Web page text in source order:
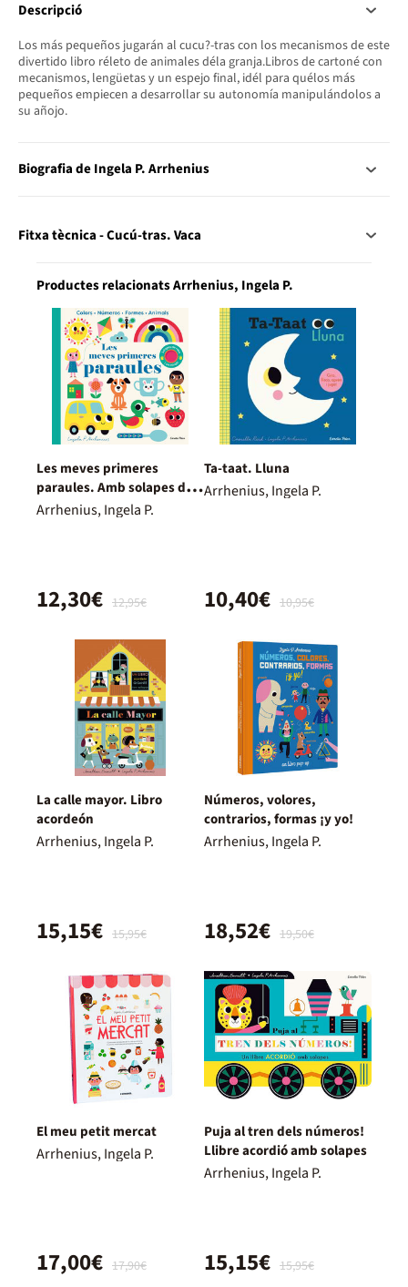
Descripció
Los más pequeños jugarán al cucu?-tras con los mecanismos de este
divertido libro réleto de animales déla granja.Libros de cartoné con
mecanismos, lengüetas y un espejo final, idél para quélos más
pequeños empiecen a desarrollar su autonomía manipulándolos a
su añojo.
Biografia de Ingela P. Arrhenius
Fitxa tècnica - Cucú-tras. Vaca
Productes relacionats Arrhenius, Ingela P.
Les meves primeres
paraules. Amb solapes de
roba i un mirall
Arrhenius, Ingela P.
12,95€
12,30€
Ta-taat. Lluna
Arrhenius, Ingela P.
10,95€
10,40€
La calle mayor. Libro
acordeón
Arrhenius, Ingela P.
15,95€
15,15€
Números, volores,
contrarios, formas ¡y yo!
Arrhenius, Ingela P.
19,50€
18,52€
El meu petit mercat
Arrhenius, Ingela P.
17,90€
17,00€
Puja al tren dels números!
Llibre acordió amb solapes
Arrhenius, Ingela P.
15,95€
15,15€